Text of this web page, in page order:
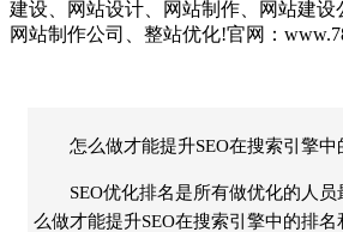
建设、网站设计、网站制作、网站建设
网站制作公司、整站优化!官网：
怎么做才能提升SEO在搜索引擎
SEO优化排名是所有做优化的人
么做才能提升SEO在搜索引擎中的排名